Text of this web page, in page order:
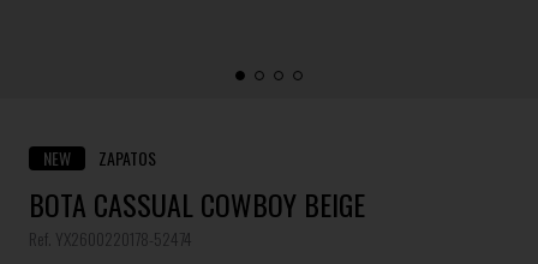
NEW ZAPATOS
BOTA CASSUAL COWBOY BEIGE
Ref. YX2600220178-52474